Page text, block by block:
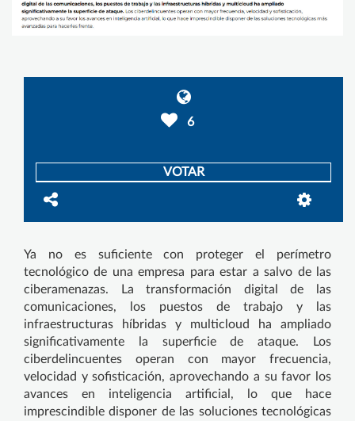
6
VOTAR
Ya no es suficiente con proteger el perímetro
tecnológico de una empresa para estar a salvo de las
ciberamenazas. La transformación digital de las
comunicaciones, los puestos de trabajo y las
infraestructuras híbridas y multicloud ha ampliado
significativamente la superficie de ataque. Los
ciberdelincuentes operan con mayor frecuencia,
velocidad y sofisticación, aprovechando a su favor los
avances en inteligencia artificial, lo que hace
imprescindible disponer de las soluciones tecnológicas